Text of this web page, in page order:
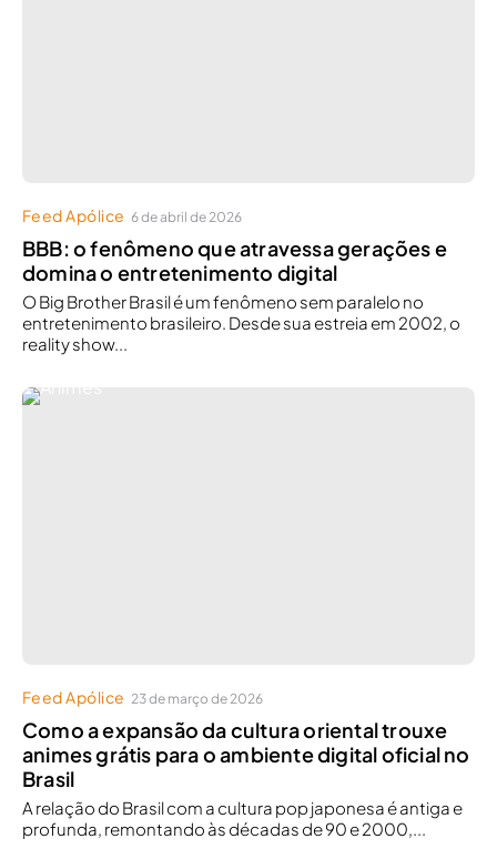
Feed Apólice 6 de abril de 2026
BBB: o fenômeno que atravessa gerações e
domina o entretenimento digital
O Big Brother Brasil é um fenômeno sem paralelo no
entretenimento brasileiro. Desde sua estreia em 2002, o
reality show...
Feed Apólice 23 de março de 2026
Como a expansão da cultura oriental trouxe
animes grátis para o ambiente digital oficial no
Brasil
A relação do Brasil com a cultura pop japonesa é antiga e
profunda, remontando às décadas de 90 e 2000,...